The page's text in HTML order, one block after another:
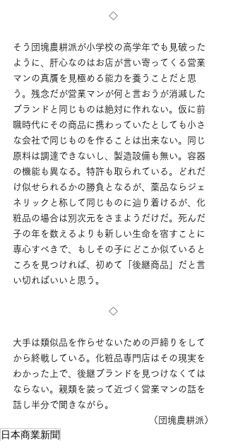
◇
そう団塊農耕派が小学校の高学年でも見破った
ように、肝心なのはお店が言い寄ってくる営業
マンの真贋を見極める能力を養うことだと思
う。残念だが営業マンが何と言おうが消滅した
ブランドと同じものは絶対に作れない。仮に前
職時代にその商品に携わっていたとしても小さ
な会社で同じものを作ることは出来ない。同じ
原料は調達できないし、製造設備も無い。容器
の機能も異なる。特許も取られている。どれだ
け似せられるかの勝負となるが、薬品ならジェ
ネリックと称して同じものに辿り着けるが、化
粧品の場合は別次元をさまようだけだ。死んだ
子の年を数えるよりも新しい生命を宿すことに
専心すべきで、もしその子にどこか似ていると
ころを見つければ、初めて「後継商品」だと言
い切ればいいと思う。
◇
大手は類似品を作らせないための戸締りをして
から終戦している。化粧品専門店はその現実を
わかった上で、後継ブランドを見つけなくては
ならない。親類を装って近づく営業マンの話を
話し半分で聞きながら。
（団塊農耕派）
日本商業新聞